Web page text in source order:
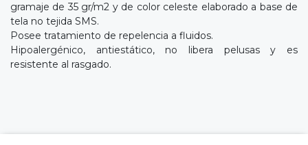
gramaje de 35 gr/m2 y de color celeste elaborado a base de
tela no tejida SMS.
Posee tratamiento de repelencia a fluidos.
Hipoalergénico, antiestático, no libera pelusas y es
resistente al rasgado.